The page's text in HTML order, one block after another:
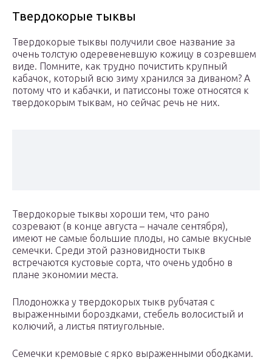
Твердокорые тыквы
Твердокорые тыквы получили свое название за
очень толстую одеревеневшую кожицу в созревшем
виде. Помните, как трудно почистить крупный
кабачок, который всю зиму хранился за диваном? А
потому что и кабачки, и патиссоны тоже относятся к
твердокорым тыквам, но сейчас речь не них.
Твердокорые тыквы хороши тем, что рано
созревают (в конце августа – начале сентября),
имеют не самые большие плоды, но самые вкусные
семечки. Среди этой разновидности тыкв
встречаются кустовые сорта, что очень удобно в
плане экономии места.
Плодоножка у твердокорых тыкв рубчатая с
выраженными бороздками, стебель волосистый и
колючий, а листья пятиугольные.
Семечки кремовые с ярко выраженными ободками.